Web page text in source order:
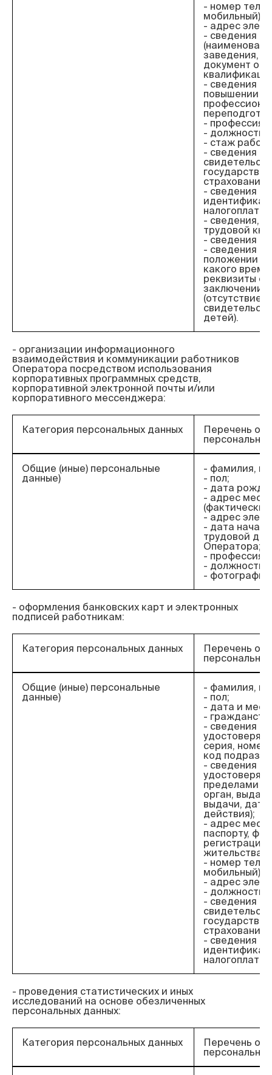
- номер
мобильный);
- адрес
- сведения
заведения,
документ об
- сведения
повышении
- профессия;
- должность;
- стаж
- сведения о
страхования;
- сведения об
- сведения,
трудовой
- сведения о
- сведения о
положении
какого
реквизиты
заключении
(отсутствие)
детей).
- организации информационного
взаимодействия и коммуникации работников
Оператора посредством использования
корпоративных программных средств,
корпоративной электронной почты и/или
Категория персональных данных
Перечень
Общие (иные) персональные
данные)
- фамилия,
- пол;
- дата
- адрес
- адрес
- дата
трудовой
Оператора;
- профессия;
- должность;
-
- оформления банковских карт и электронных
Категория персональных данных
Перечень
Общие (иные) персональные
данные)
- фамилия,
- пол;
- дата и
-
- сведения о
серия,
код
- сведения о
пределами
орган,
выдачи, дата
действия);
- адрес
паспорту,
регистрации
жительства;
- номер
мобильный);
- адрес
- должность;
- сведения о
страхования;
- сведения об
- проведения статистических и иных
исследований на основе обезличенных
Категория персональных данных
Перечень